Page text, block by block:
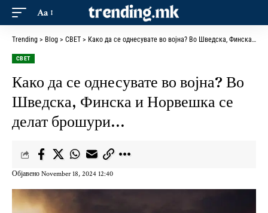
Aa
Trending > Blog > СВЕТ > Како да се однесувате во војна? Во Шведска, Финска и Норвешка се делат брошури…
СВЕТ
Како да се однесувате во војна? Во
Шведска, Финска и Норвешка се
делат брошури…
Објавено November 18, 2024 12:40